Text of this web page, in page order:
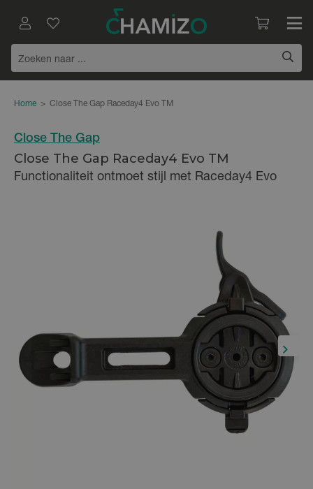
Home > Close The Gap Raceday4 Evo TM
Close The Gap
Close The Gap Raceday4 Evo TM
Functionaliteit ontmoet stijl met Raceday4 Evo